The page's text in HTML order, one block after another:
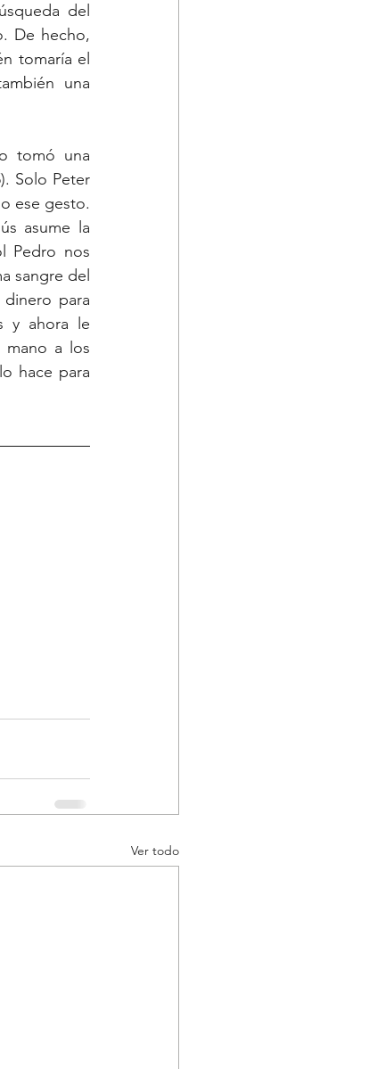
del
De hecho,
tomaría el
una
tomó una
Solo Peter
ese gesto.
asume la
Pedro nos
sangre del
para
y ahora le
mano a los
hace para
Ver todo